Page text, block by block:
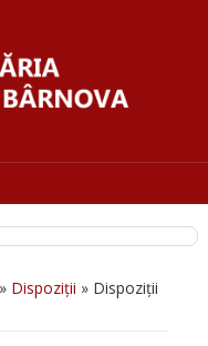
Dispoziții » Dispoziții